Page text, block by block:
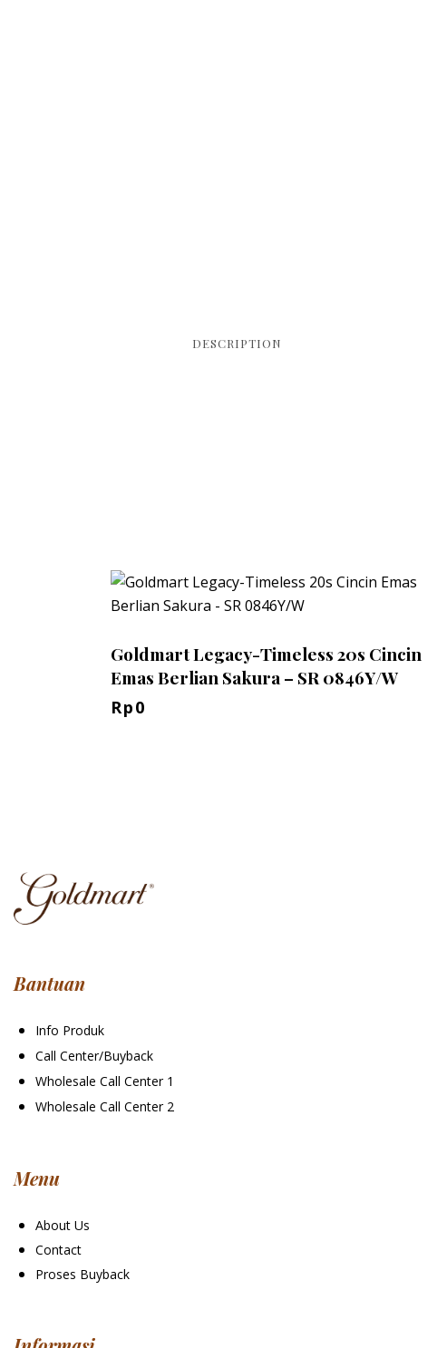
DESCRIPTION
Goldmart Legacy-Timeless 20s Cincin
Emas Berlian Sakura – SR 0846Y/W
Rp0
Bantuan
Info Produk
Call Center/Buyback
Wholesale Call Center 1
Wholesale Call Center 2
Menu
About Us
Contact
Proses Buyback